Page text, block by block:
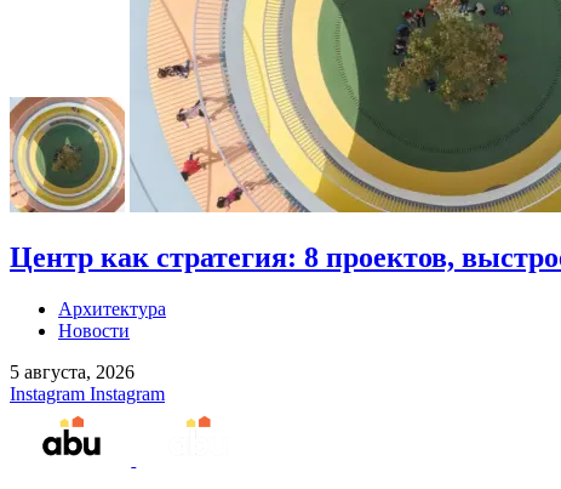
Центр как стратегия: 8 проектов,
Архитектура
Новости
5 августа, 2026
Instagram Instagram